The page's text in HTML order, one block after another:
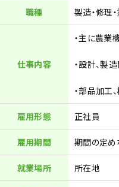
職種 製造・修理
仕事内容
・主に農業
・設計、製
・部品加工
雇用形態 正社員
雇用期間 期間の定め
就業場所 所在地